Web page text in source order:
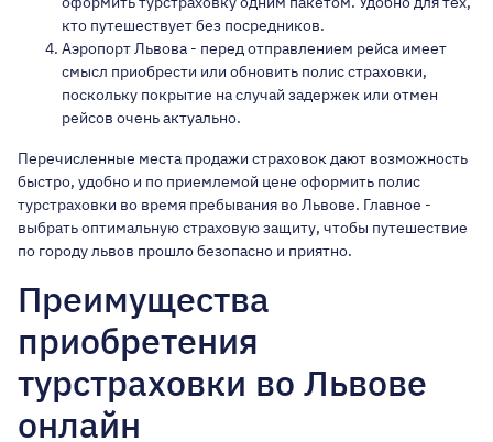
кто путешествует без посредников.
Аэропорт Львова - перед отправлением рейса имеет
смысл приобрести или обновить полис страховки,
поскольку покрытие на случай задержек или отмен
рейсов очень актуально.
Перечисленные места продажи страховок дают возможность
быстро, удобно и по приемлемой цене оформить полис
турстраховки во время пребывания во Львове. Главное -
выбрать оптимальную страховую защиту, чтобы путешествие
по городу львов прошло безопасно и приятно.
Преимущества
приобретения
турстраховки во Львове
онлайн